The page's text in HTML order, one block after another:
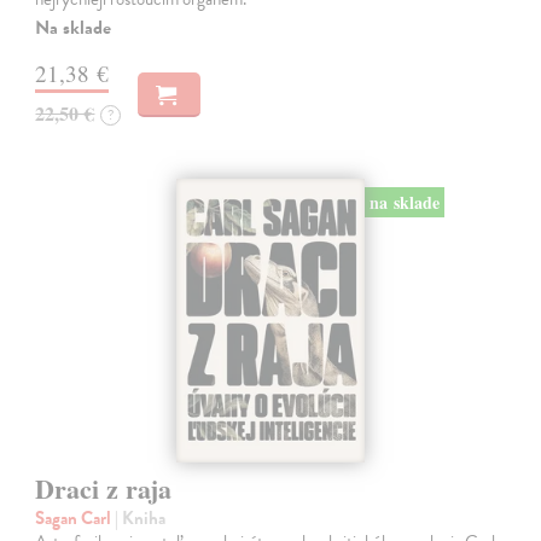
Na sklade
21,38 €
22,50 € ?
na sklade
Draci z raja
Sagan Carl | Kniha